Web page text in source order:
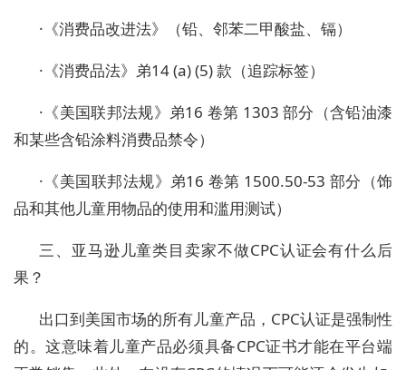
· 《消费品改进法》（铅、邻苯二甲酸盐、镉）
· 《消费品法》 弟14 (a) (5) 款（追踪标签）
· 《美国联邦法规》 弟16 卷第 1303 部分（含铅油漆
和某些含铅涂料消费品禁令）
· 《美国联邦法规》 弟16 卷第 1500.50-53 部分（饰
品和其他儿童用物品的使用和滥用测试）
三、亚马逊儿童类目卖家不做CPC认证会有什么后
果？
出口到美国市场的所有儿童产品， CPC认证是强制性
的。这意味着儿童产品必须具备CPC证书才能在平台端